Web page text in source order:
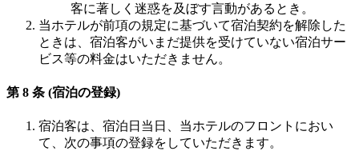
客に著しく迷惑を及ぼす言動があるとき。
当ホテルが前項の規定に基づいて宿泊契約を解除した
ときは、宿泊客がいまだ提供を受けていない宿泊サー
ビス等の料金はいただきません。
第 8 条 (宿泊の登録)
宿泊客は、宿泊日当日、当ホテルのフロントにおい
て、次の事項の登録をしていただきます。